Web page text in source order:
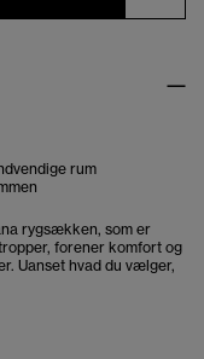
rum
rygsækken, som er
forener komfort og
Uanset hvad du vælger,